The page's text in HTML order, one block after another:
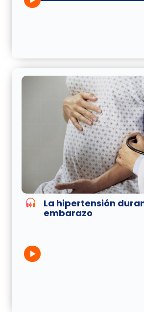
La hipertensión
embarazo